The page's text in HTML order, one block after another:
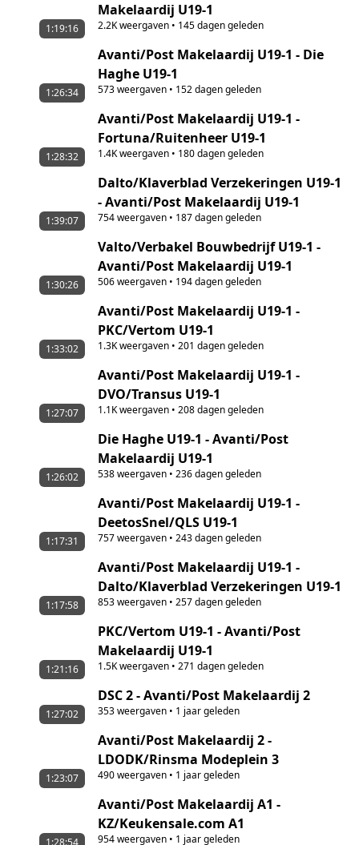
Makelaardij U19-1
2.2Kweergaven• 145 dagen geleden
1:19:16
Avanti/Post Makelaardij U19-1 - Die
Haghe U19-1
573weergaven• 152 dagen geleden
1:26:34
Avanti/Post Makelaardij U19-1 -
Fortuna/Ruitenheer U19-1
1.4Kweergaven• 180 dagen geleden
1:28:32
Dalto/Klaverblad Verzekeringen U19-1
- Avanti/Post Makelaardij U19-1
754weergaven• 187 dagen geleden
1:39:07
Valto/Verbakel Bouwbedrijf U19-1 -
Avanti/Post Makelaardij U19-1
506weergaven• 194 dagen geleden
1:30:26
Avanti/Post Makelaardij U19-1 -
PKC/Vertom U19-1
1.3Kweergaven• 201 dagen geleden
1:33:02
Avanti/Post Makelaardij U19-1 -
DVO/Transus U19-1
1.1Kweergaven• 208 dagen geleden
1:27:07
Die Haghe U19-1 - Avanti/Post
Makelaardij U19-1
538weergaven• 236 dagen geleden
1:26:02
Avanti/Post Makelaardij U19-1 -
DeetosSnel/QLS U19-1
757weergaven• 243 dagen geleden
1:17:31
Avanti/Post Makelaardij U19-1 -
Dalto/Klaverblad Verzekeringen U19-1
853weergaven• 257 dagen geleden
1:17:58
PKC/Vertom U19-1 - Avanti/Post
Makelaardij U19-1
1.5Kweergaven• 271 dagen geleden
1:21:16
DSC 2 - Avanti/Post Makelaardij 2
353weergaven• 1 jaar geleden
1:27:02
Avanti/Post Makelaardij 2 -
LDODK/Rinsma Modeplein 3
490weergaven• 1 jaar geleden
1:23:07
Avanti/Post Makelaardij A1 -
KZ/Keukensale.com A1
954weergaven• 1 jaar geleden
1:28:54